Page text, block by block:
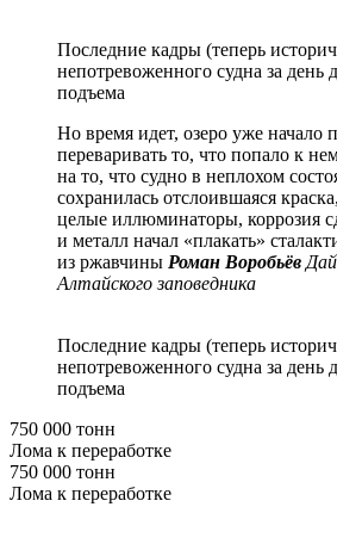
Последние кадры (теперь
непотревоженного судна за день
подъема
Но время идет, озеро уже начало
переваривать то, что попало к
на то, что судно в неплохом
сохранилась отслоившаяся
целые иллюминаторы, коррозия
и металл начал «плакать»
из ржавчины Роман Воробьёв
Алтайского заповедника
Последние кадры (теперь
непотревоженного судна за день
подъема
750 000 тонн
Лома к переработке
750 000 тонн
Лома к переработке